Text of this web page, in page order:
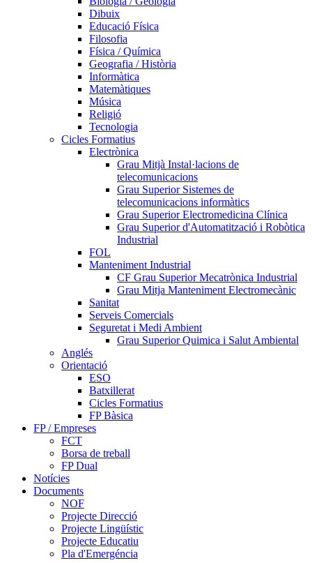
Dibuix
Educació Física
Filosofia
Física / Química
Geografia / Història
Informàtica
Matemàtiques
Música
Religió
Tecnologia
Cicles Formatius
Electrònica
Grau Mitjà Instal·lacions de
telecomunicacions
Grau Superior Sistemes de
telecomunicacions informàtics
Grau Superior Electromedicina Clínica
Grau Superior d'Automatització i Robòtica
Industrial
FOL
Manteniment Industrial
CF Grau Superior Mecatrònica Industrial
Grau Mitja Manteniment Electromecànic
Sanitat
Serveis Comercials
Seguretat i Medi Ambient
Grau Superior Quimica i Salut Ambiental
Anglés
Orientació
ESO
Batxillerat
Cicles Formatius
FP Bàsica
FP / Empreses
FCT
Borsa de treball
FP Dual
Notícies
Documents
NOF
Projecte Direcció
Projecte Lingüístic
Projecte Educatiu
Pla d'Emergéncia